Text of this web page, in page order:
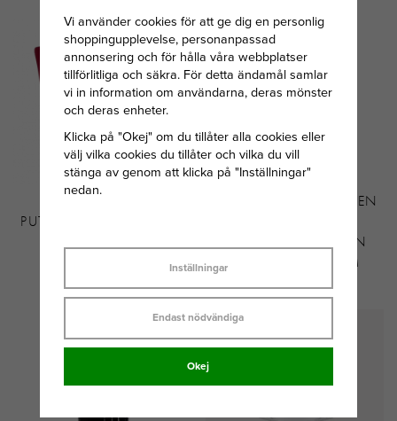
PUTSMEDEL - SILVER DIP
199 KR
SVEDBOM MÅNADSTEN
AUGUSTI/LJUSGRÖN
STEN SILVER 34CM
299 KR
Vi använder cookies för att ge dig en personlig
shoppingupplevelse, personanpassad
annonsering och för hålla våra webbplatser
tillförlitliga och säkra. För detta ändamål samlar
vi in information om användarna, deras mönster
och deras enheter.
Klicka på "Okej" om du tillåter alla cookies eller
välj vilka cookies du tillåter och vilka du vill
stänga av genom att klicka på "Inställningar"
nedan.
Inställningar
Endast nödvändiga
Okej